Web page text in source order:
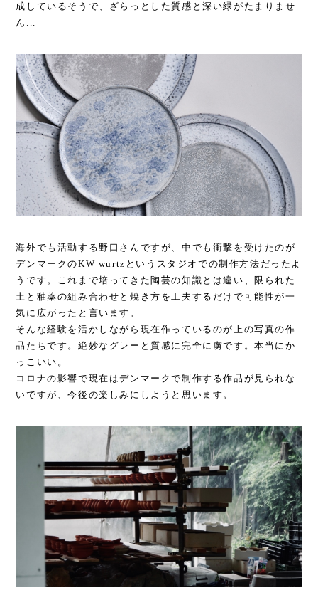
成しているそうで、ざらっとした質感と深い緑がたまりませ
ん...
海外でも活動する野口さんですが、中でも衝撃を受けたのが
デンマークのKW wurtzというスタジオでの制作方法だったよ
うです。これまで培ってきた陶芸の知識とは違い、限られた
土と釉薬の組み合わせと焼き方を工夫するだけで可能性が一
気に広がったと言います。
そんな経験を活かしながら現在作っているのが上の写真の作
品たちです。絶妙なグレーと質感に完全に虜です。本当にか
っこいい。
コロナの影響で現在はデンマークで制作する作品が見られな
いですが、今後の楽しみにしようと思います。